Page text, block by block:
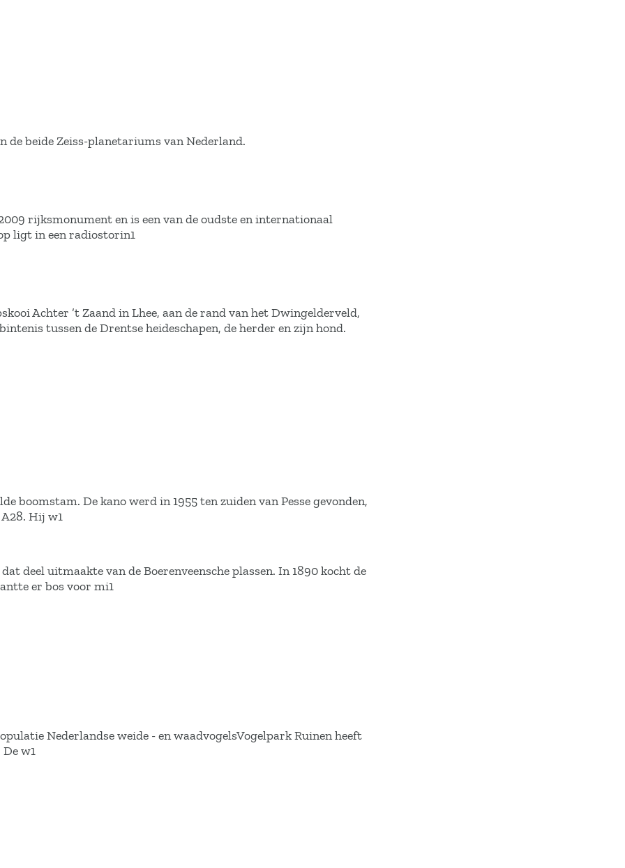
de beide Zeiss-planetariums van Nederland.
rijksmonument en is een van de oudste en internationaal
ligt in een radiostorin1
Achter ’t Zaand in Lhee, aan de rand van het Dwingelderveld,
tussen de Drentse heideschapen, de herder en zijn hond.
De kano werd in 1955 ten zuiden van Pesse gevonden,
Hij w1
deel uitmaakte van de Boerenveensche plassen. In 1890 kocht de
er bos voor mi1
Nederlandse weide - en waadvogelsVogelpark Ruinen heeft
w1